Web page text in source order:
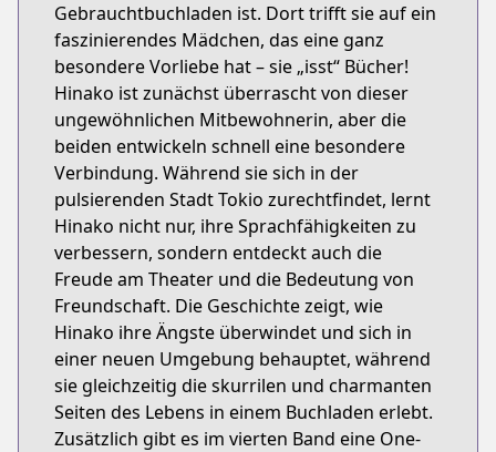
Gebrauchtbuchladen ist. Dort trifft sie auf ein
faszinierendes Mädchen, das eine ganz
besondere Vorliebe hat – sie „isst“ Bücher!
Hinako ist zunächst überrascht von dieser
ungewöhnlichen Mitbewohnerin, aber die
beiden entwickeln schnell eine besondere
Verbindung. Während sie sich in der
pulsierenden Stadt Tokio zurechtfindet, lernt
Hinako nicht nur, ihre Sprachfähigkeiten zu
verbessern, sondern entdeckt auch die
Freude am Theater und die Bedeutung von
Freundschaft. Die Geschichte zeigt, wie
Hinako ihre Ängste überwindet und sich in
einer neuen Umgebung behauptet, während
sie gleichzeitig die skurrilen und charmanten
Seiten des Lebens in einem Buchladen erlebt.
Zusätzlich gibt es im vierten Band eine One-